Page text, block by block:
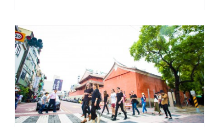
公布 2017 a Simple Day 演出陣容，除了魏如
演出陣容全曝 三組你該聽聽的台中新生代主場樂
人"